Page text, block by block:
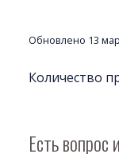
Обновлено 13
Количество
Есть вопрос